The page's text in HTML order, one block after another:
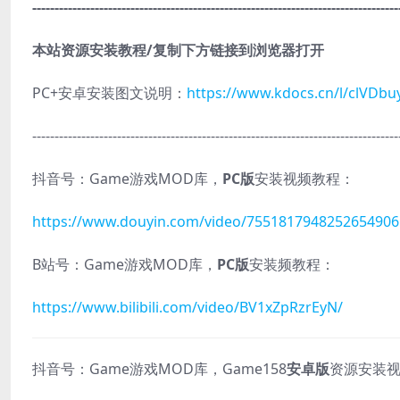
本站资源安装教程/复制下方链接到浏览器打开
PC+安卓安装图文说明： https://www.kdocs.cn/l/
抖音号：Game游戏MOD库， PC版安装视频教程：
https://www.douyin.com/video/7551817948252654906
B站号：Game游戏MOD库， PC版安装频教程：
https://www.bilibili.com/video/BV1xZpRzrEyN/
抖音号：Game游戏MOD库，Game158安卓版资源安装